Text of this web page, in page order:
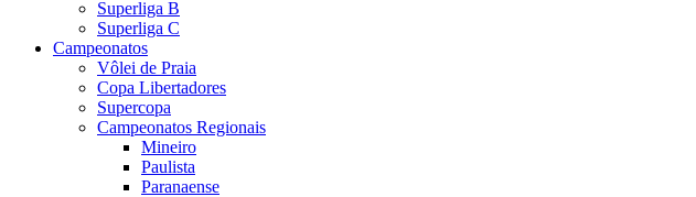
Superliga B
Superliga C
Campeonatos
Vôlei de Praia
Copa Libertadores
Supercopa
Campeonatos Regionais
Mineiro
Paulista
Paranaense